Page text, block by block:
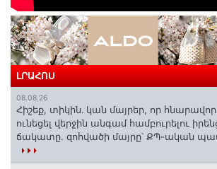
ԼՐԱՀՈՍ
08.08.26
Հիշեք, տիկին․ կան մայրեր, որ
ունեցել վերջին անգամ համբուրելու
ճակատը. զոհվածի մայրը՝ ՔՊ-ական